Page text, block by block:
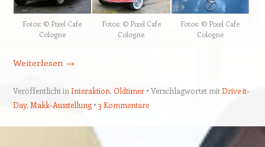
Fotos: © Pixel Cafe
Cologne
Fotos: © Pixel Cafe
Cologne
Fotos: © Pixel Cafe
Cologne
Weiterlesen →
Veröffentlicht in Interaktion, Oldtimer Verschlagwortet mitDrive it-
Day, Makk-Ausstellung 3 Kommentare